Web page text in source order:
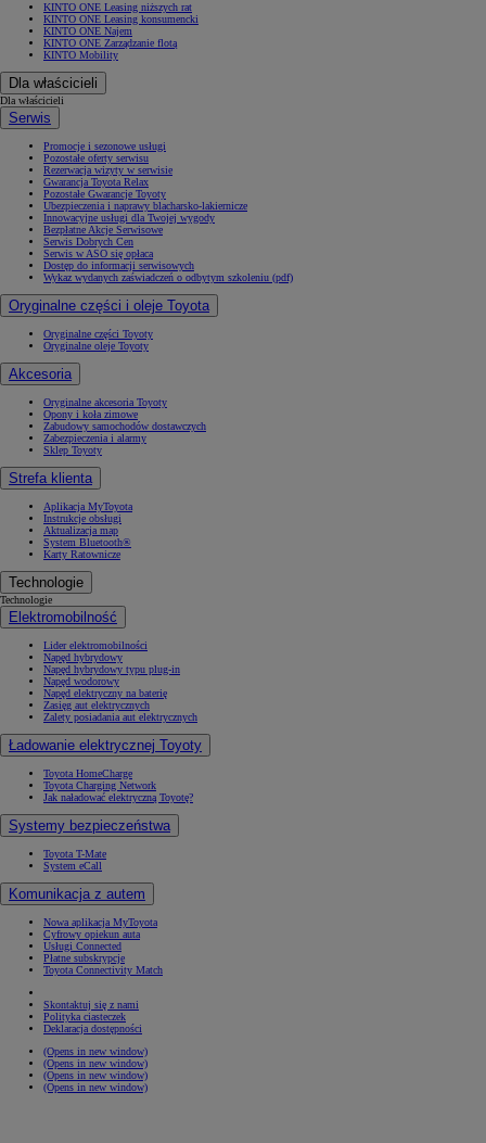
KINTO ONE Leasing niższych rat
KINTO ONE Leasing konsumencki
KINTO ONE Najem
KINTO ONE Zarządzanie flotą
KINTO Mobility
Dla właścicieli
Dla właścicieli
Serwis
Promocje i sezonowe usługi
Pozostałe oferty serwisu
Rezerwacja wizyty w serwisie
Gwarancja Toyota Relax
Pozostałe Gwarancje Toyoty
Ubezpieczenia i naprawy blacharsko-lakiernicze
Innowacyjne usługi dla Twojej wygody
Bezpłatne Akcje Serwisowe
Serwis Dobrych Cen
Serwis w ASO się opłaca
Dostęp do informacji serwisowych
Wykaz wydanych zaświadczeń o odbytym szkoleniu (pdf)
Oryginalne części i oleje Toyota
Oryginalne części Toyoty
Oryginalne oleje Toyoty
Akcesoria
Oryginalne akcesoria Toyoty
Opony i koła zimowe
Zabudowy samochodów dostawczych
Zabezpieczenia i alarmy
Sklep Toyoty
Strefa klienta
Aplikacja MyToyota
Instrukcje obsługi
Aktualizacja map
System Bluetooth®
Karty Ratownicze
Technologie
Technologie
Elektromobilność
Lider elektromobilności
Napęd hybrydowy
Napęd hybrydowy typu plug-in
Napęd wodorowy
Napęd elektryczny na baterię
Zasięg aut elektrycznych
Zalety posiadania aut elektrycznych
Ładowanie elektrycznej Toyoty
Toyota HomeCharge
Toyota Charging Network
Jak naładować elektryczną Toyotę?
Systemy bezpieczeństwa
Toyota T-Mate
System eCall
Komunikacja z autem
Nowa aplikacja MyToyota
Cyfrowy opiekun auta
Usługi Connected
Płatne subskrypcje
Toyota Connectivity Match
Skontaktuj się z nami
Polityka ciasteczek
Deklaracja dostępności
(Opens in new window)
(Opens in new window)
(Opens in new window)
(Opens in new window)